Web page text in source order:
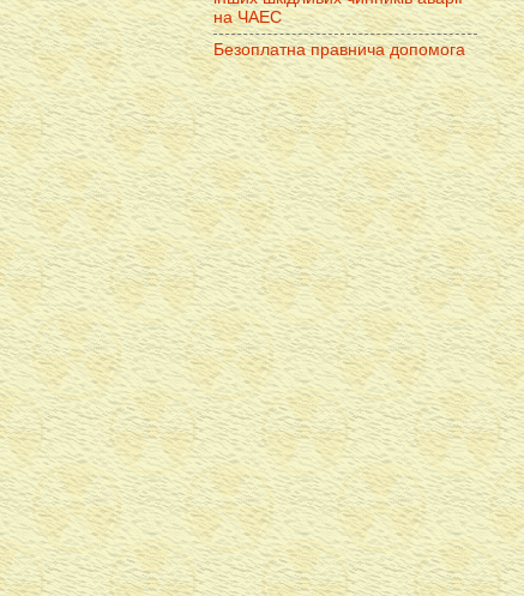
на ЧАЕС
Безоплатна правнича допомога